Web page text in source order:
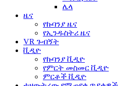
ሌላ
ዜና
የኩባንያ ዜና
የኢንዱስትሪ ዜና
VR ጉብኝት
ቪዲዮ
የኩባንያ ቪዲዮ
የምርት መስመር ቪዲዮ
ምርቶች ቪዲዮ